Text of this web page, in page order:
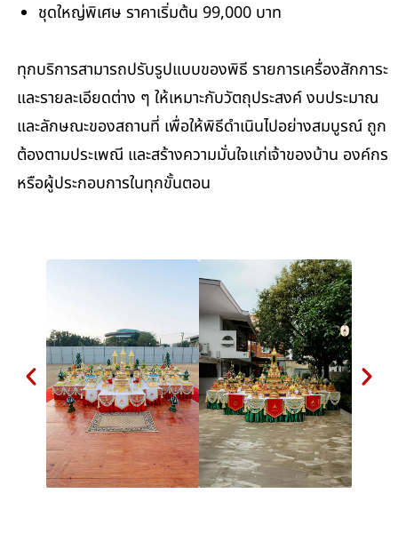
ชุดใหญ่พิเศษ ราคาเริ่มต้น 99,000 บาท
ทุกบริการสามารถปรับรูปแบบของพิธี รายการเครื่องสักการะ
และรายละเอียดต่าง ๆ ให้เหมาะกับวัตถุประสงค์ งบประมาณ
และลักษณะของสถานที่ เพื่อให้พิธีดำเนินไปอย่างสมบูรณ์ ถูก
ต้องตามประเพณี และสร้างความมั่นใจแก่เจ้าของบ้าน องค์กร
หรือผู้ประกอบการในทุกขั้นตอน